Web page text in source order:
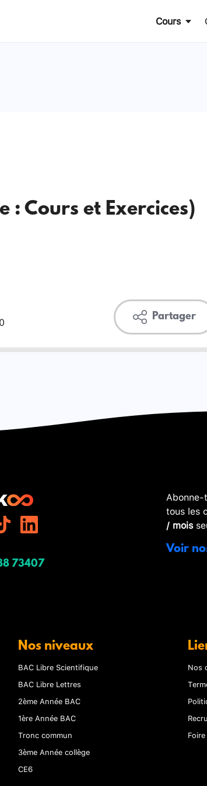
Cours
: Cours et Exercices)
Partager
73407
tous les
/ mois
Voir
Nos niveaux
BAC Libre Scientifique
BAC Libre Lettres
2ème Année BAC
1ère Année BAC
Tronc commun
3ème Année collège
CE6
Nos